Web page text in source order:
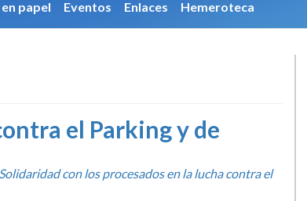
papel Eventos Enlaces Hemeroteca
el Parking y de
Solidaridad con los procesados en la lucha contra el